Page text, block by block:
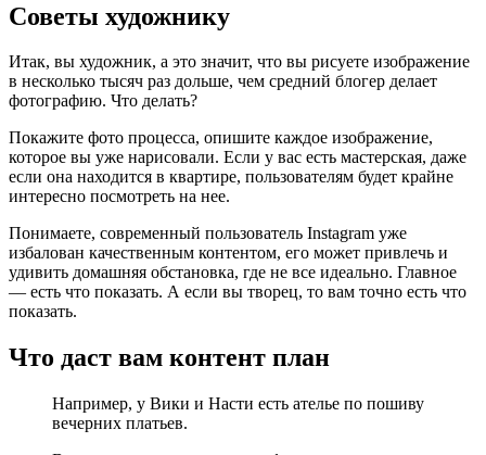
Советы художнику
Итак, вы художник, а это значит, что вы рисуете изображение
в несколько тысяч раз дольше, чем средний блогер делает
фотографию. Что делать?
Покажите фото процесса, опишите каждое изображение,
которое вы уже нарисовали. Если у вас есть мастерская, даже
если она находится в квартире, пользователям будет крайне
интересно посмотреть на нее.
Понимаете, современный пользователь Instagram уже
избалован качественным контентом, его может привлечь и
удивить домашняя обстановка, где не все идеально. Главное
— есть что показать. А если вы творец, то вам точно есть что
показать.
Что даст вам контент план
Например, у Вики и Насти есть ателье по пошиву
вечерних платьев.